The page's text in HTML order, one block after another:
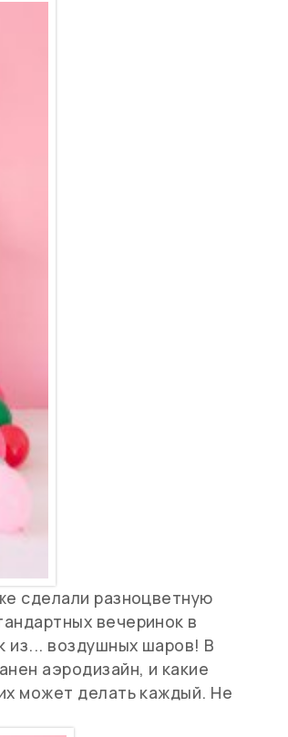
сделали разноцветную
вечеринок в
из... воздушных шаров! В
аэродизайн, и какие
может делать каждый. Не